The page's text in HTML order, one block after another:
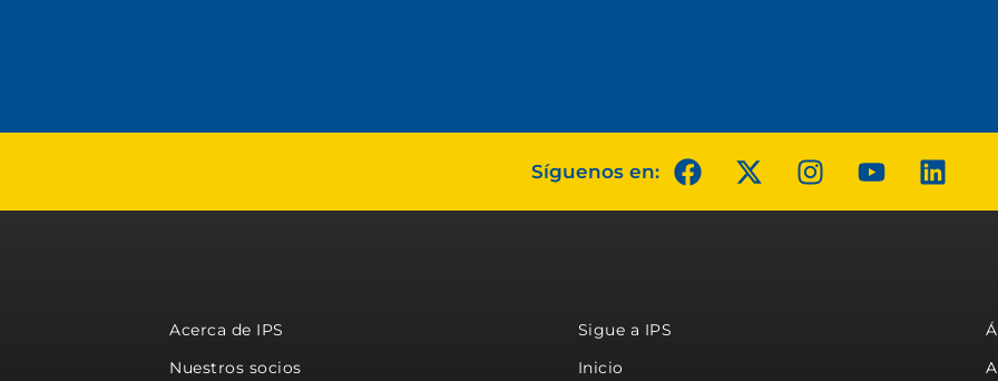
Síguenos en:
Acerca de IPS
Nuestros socios
Sigue a IPS
Inicio